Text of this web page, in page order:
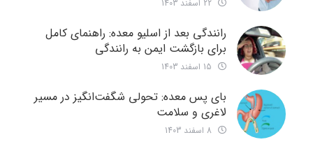
رانندگی بعد از اسلیو معده: راهنمای کامل
برای بازگشت ایمن به رانندگی
بای پس معده: تحولی شگفت‌انگیز در مسیر
لاغری و سلامت